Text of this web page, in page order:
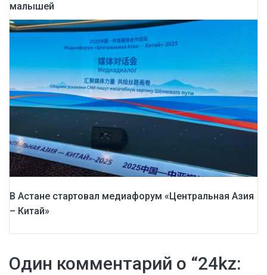
малышей
В Астане стартовал медиафорум «Центральная Азия
– Китай»
Один комментарий о “24kz: